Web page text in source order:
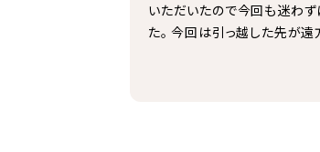
いただいたので今回も迷わず
た。 今回は引っ越した先が遠
サポートしていただき非常に